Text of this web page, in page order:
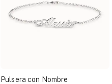
Pulsera con Nombre